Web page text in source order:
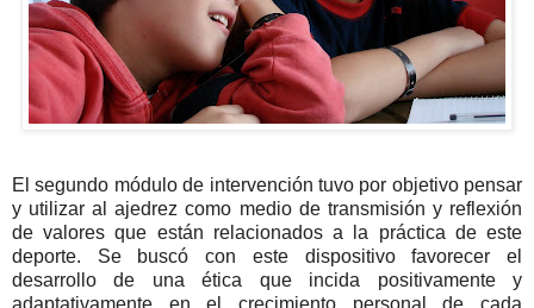
El segundo módulo de intervención tuvo por objetivo pensar
y utilizar al ajedrez como medio de transmisión y reflexión
de valores que están relacionados a la práctica de este
deporte. Se buscó con este dispositivo favorecer el
desarrollo de una ética que incida positivamente y
adaptativamente en el crecimiento personal de cada